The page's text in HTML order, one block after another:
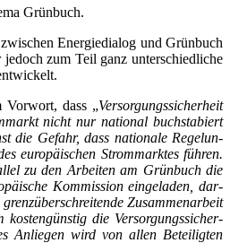
Grünbuch.
Ener­gie­dia­log und Grün­buch
zum Teil ganz unter­schied­li­che
Vor­wort, dass „Ver­sor­gungs­si­cher­heit
nicht nur natio­nal buch­sta­biert
die Gefahr, dass natio­na­le Rege­lun­
euro­päi­schen Strom­mark­tes füh­ren.
zu den Arbei­ten am Grün­buch die
Kom­mis­si­on ein­ge­la­den, dar­
Zusam­men­ar­beit
kos­ten­güns­tig die Ver­sor­gungs­si­cher­
Anlie­gen wird von allen Betei­lig­ten